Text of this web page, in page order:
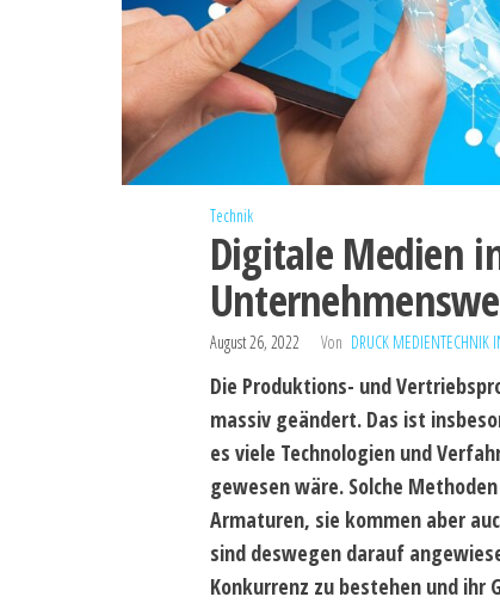
Technik
Digitale Medien
August 26, 2022 Von DRUCK MEDIENTECHNIK
Die Produktions- und
massiv geändert. Das ist
es viele Technologien und
gewesen wäre. Solche
Armaturen, sie kommen aber
sind deswegen darauf
Konkurrenz zu bestehen und